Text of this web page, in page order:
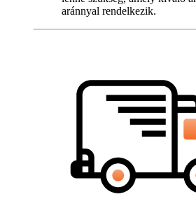
aránnyal rendelkezik.